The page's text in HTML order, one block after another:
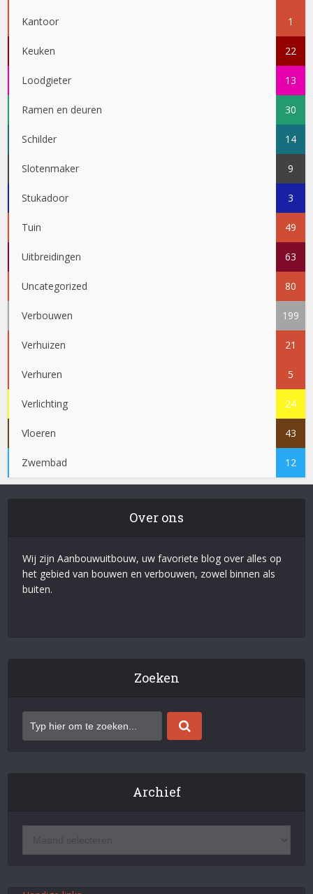
Kantoor 1
Keuken 22
Loodgieter 13
Ramen en deuren 30
Schilder 14
Slotenmaker 9
Stukadoor 3
Tuin 49
Uitbreidingen 63
Uncategorized 80
Verbouwen 199
Verhuizen 21
Verhuren 5
Verlichting 24
Vloeren 43
Zwembad 12
Over ons
Wij zijn Aanbouwuitbouw, uw favoriete blog over alles op
het gebied van bouwen en verbouwen, zowel binnen als
buiten.
Zoeken
Archief